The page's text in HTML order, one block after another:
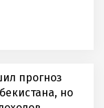
прогноз
но